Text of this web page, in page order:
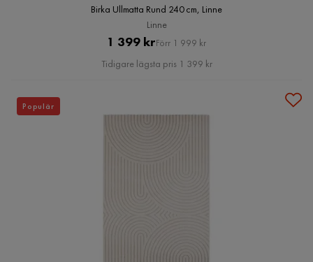
Birka Ullmatta Rund 240 cm, Linne
Linne
Pris
1 399 krOriginal
Pris
Förr 1 999 kr
Tidigare lägsta pris 1 399 kr
Populär